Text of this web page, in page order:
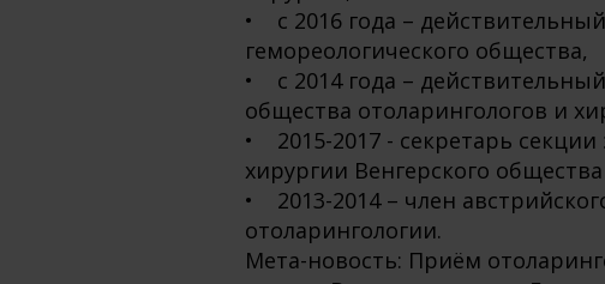
• с 2016 года –
гемореологического общества,
• с 2014 года –
общества отоларингологов и
• 2015-2017 - секретарь
хирургии Венгерского
• 2013-2014 – член
отоларингологии.
Мета-новость: Приём